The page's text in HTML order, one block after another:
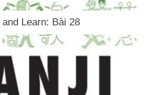
Learn: Bài 28